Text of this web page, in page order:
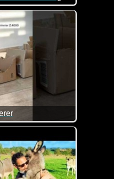
wie manche Leute
mal buchen. Dann spart man